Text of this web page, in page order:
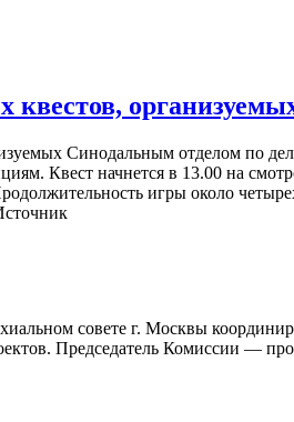
квестов,
Синодальным отделом по
Квест начнется в 13.00 на
игры около
совете г. Москвы
Председатель Комиссии —